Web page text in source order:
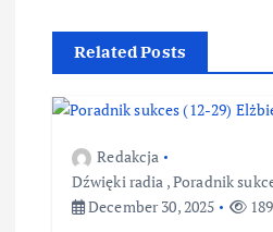
Related Posts
Redakcja
Dźwięki radia ,Poradnik
December 30, 2025